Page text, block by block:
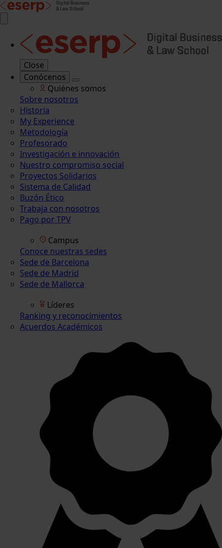
Close
Conócenos
Quiénes somos
Sobre nosotros
Historia
My Experience
Metodología
Profesorado
Investigación e innovación
Nuestro compromiso social
Proyectos Solidarios
Sistema de Calidad
Buzón Ético
Trabaja con nosotros
Pago por TPV
Campus
Conoce nuestras sedes
Sede de Barcelona
Sede de Madrid
Sede de Mallorca
Líderes
Ranking y reconocimientos
Acuerdos Académicos